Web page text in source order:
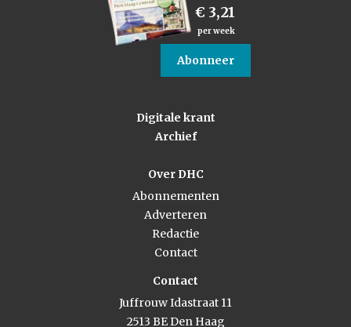
€ 3,21
per week
Abonneer
Digitale krant
Archief
Over DHC
Abonnementen
Adverteren
Redactie
Contact
Contact
Juffrouw Idastraat 11
2513 BE Den Haag